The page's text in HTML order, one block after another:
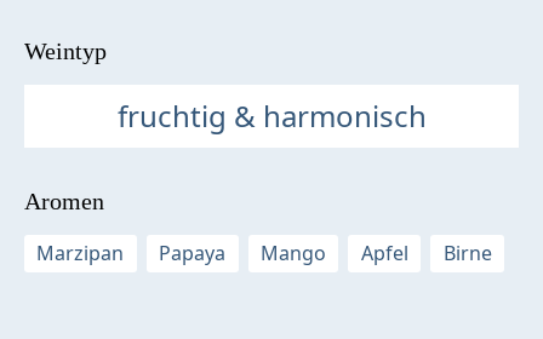
Weintyp
fruchtig & harmonisch
Aromen
Marzipan
Papaya Mango Apfel Birne